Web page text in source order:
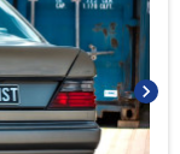
chevron_right